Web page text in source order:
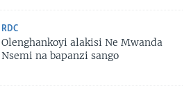
RDC
Olenghankoyi alakisi Ne Mwanda
Nsemi na bapanzi sango